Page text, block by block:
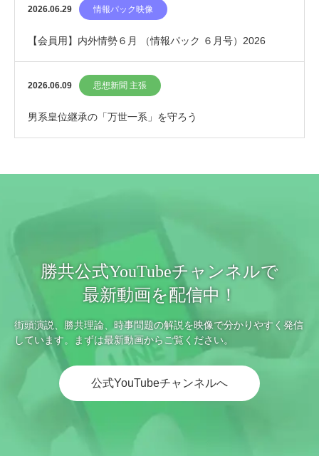
2026.06.29 情報パック映像
【会員用】内外情勢６月 （情報パック ６月号）2026
2026.06.09 思想新聞 主張
男系皇位継承の「万世一系」を守ろう
勝共公式YouTubeチャンネルで
最新動画を配信中！
街頭演説、勝共理論、時事問題の解説を映像で分かりやすく発信
しています。まずは最新動画からご覧ください。
公式YouTubeチャンネルへ